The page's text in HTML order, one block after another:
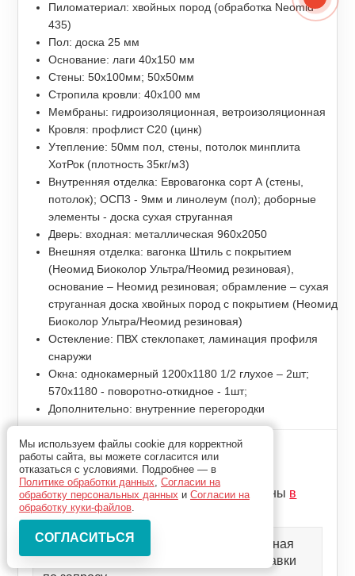
Пиломатериал: хвойных пород (обработка Neomid
435)
Пол: доска 25 мм
Основание: лаги 40х150 мм
Стены: 50х100мм; 50х50мм
Стропила кровли: 40х100 мм
Мембраны: гидроизоляционная, ветроизоляционная
Кровля: профлист С20 (цинк)
Утепление: 50мм пол, стены, потолок минплита
ХотРок (плотность 35кг/м3)
Внутренняя отделка: Евровагонка сорт А (стены,
потолок); ОСП3 - 9мм и линолеум (пол); доборные
элементы - доска сухая струганная
Дверь: входная: металлическая 960x2050
Внешняя отделка: вагонка Штиль с покрытием
(Неомид Биоколор Ультра/Неомид резиновая),
основание – Неомид резиновая; обрамление – сухая
струганная доска хвойных пород с покрытием (Неомид
Биоколор Ультра/Неомид резиновая)
Остекление: ПВХ стеклопакет, ламинация профиля
снаружи
Окна: однокамерный 1200x1180 1/2 глухое – 2шт;
570x1180 - поворотно-откидное - 1шт;
Дополнительно: внутренние перегородки
Цена комплекта
1 023 000р
Цены может измениться, актуальные цены в
калькуляторе
Комплектации могут меняться, актуальная
цена может варьироваться. Цена доставки
Мы используем файлы cookie для корректной
работы сайта, вы можете согласится или
отказаться с условиями. Подробнее — в
Политике обработки данных, Согласии на
обработку персональных данных и Согласии на
обработку куки-файлов.